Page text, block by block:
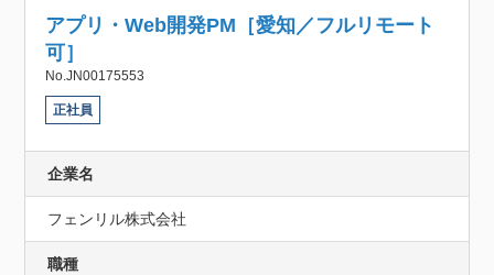
アプリ・Web開発PM［愛知／フルリモート
可］
No.JN00175553
正社員
企業名
フェンリル株式会社
職種